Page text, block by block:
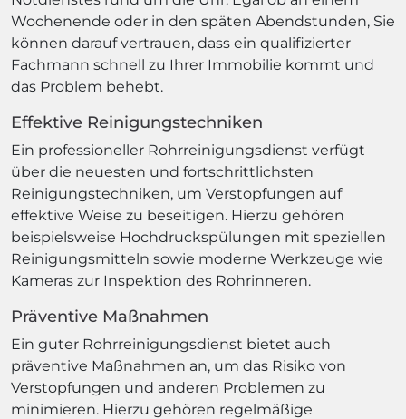
Wochenende oder in den späten Abendstunden, Sie
können darauf vertrauen, dass ein qualifizierter
Fachmann schnell zu Ihrer Immobilie kommt und
das Problem behebt.
Effektive Reinigungstechniken
Ein professioneller Rohrreinigungsdienst verfügt
über die neuesten und fortschrittlichsten
Reinigungstechniken, um Verstopfungen auf
effektive Weise zu beseitigen. Hierzu gehören
beispielsweise Hochdruckspülungen mit speziellen
Reinigungsmitteln sowie moderne Werkzeuge wie
Kameras zur Inspektion des Rohrinneren.
Präventive Maßnahmen
Ein guter Rohrreinigungsdienst bietet auch
präventive Maßnahmen an, um das Risiko von
Verstopfungen und anderen Problemen zu
minimieren. Hierzu gehören regelmäßige